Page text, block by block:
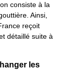
consiste à la
Ainsi,
reçoit
détaillé suite à
les